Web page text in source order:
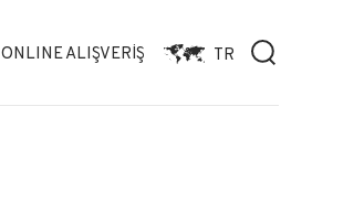
ONLINE ALIŞVERİŞ TR